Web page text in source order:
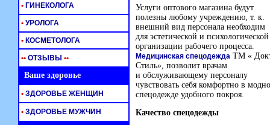
Услуги оптового магазина будут
полезны любому учреждению, т. к.
внешний вид персонала необходим
для эстетической и психологической
организации рабочего процесса.
Медицинская спецодежда ТМ «
Стиль», позволит врачам
и обслуживающему персоналу
чувствовать себя комфортно в
спецодежде удобного покроя.
Качество спецодежды
• ГИНЕКОЛОГА
• УРОЛОГА
• КОСМЕТОЛОГА
•• ОТЗЫВЫ ••
Ваше здоровье
• ЗДОРОВЬЕ ЖЕНЩИН
• ЗДОРОВЬЕ МУЖЧИН